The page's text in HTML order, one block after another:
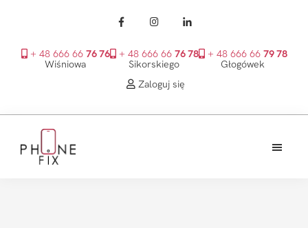
+ 48 666 66 76 76
Wiśniowa
+ 48 666 66 76 78
Sikorskiego
+ 48 666 66 79 78
Głogówek
Zaloguj się
głównego